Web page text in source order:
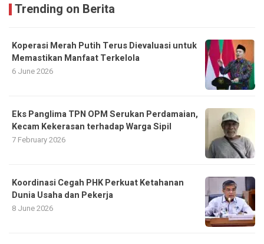
Trending on Berita
Koperasi Merah Putih Terus Dievaluasi untuk
Memastikan Manfaat Terkelola
6 June 2026
Eks Panglima TPN OPM Serukan Perdamaian,
Kecam Kekerasan terhadap Warga Sipil
7 February 2026
Koordinasi Cegah PHK Perkuat Ketahanan
Dunia Usaha dan Pekerja
8 June 2026